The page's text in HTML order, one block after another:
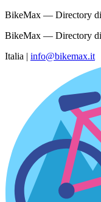
BikeMax — Directory
BikeMax — Directory
Italia | info@bikemax.it